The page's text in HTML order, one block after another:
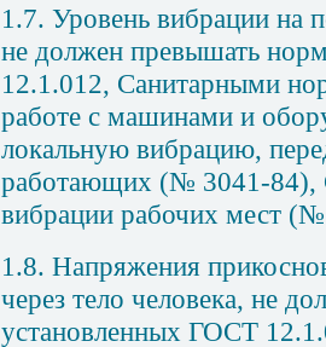
1.7. Уровень вибрации на
не должен превышать
12.1.012, Санитарными
работе с машинами и
локальную вибрацию,
работающих (№ 3041-84),
вибрации рабочих мест
1.8. Напряжения
через тело человека, не
установленных ГОСТ